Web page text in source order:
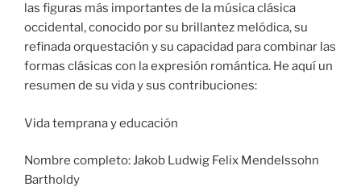
las figuras más importantes de la música clásica
occidental, conocido por su brillantez melódica, su
refinada orquestación y su capacidad para combinar las
formas clásicas con la expresión romántica. He aquí un
resumen de su vida y sus contribuciones:
Vida temprana y educación
Nombre completo: Jakob Ludwig Felix Mendelssohn
Bartholdy